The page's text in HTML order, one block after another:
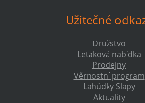
Užitečné
Družstvo
Letáková nabídka
Prodejny
Věrnostní program
Lahůdky Slapy
Aktuality